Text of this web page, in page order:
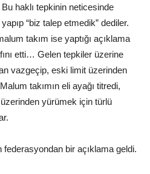
haklı tepkinin neticesinde
“biz talep etmedik” dediler.
takım ise yaptığı açıklama
etti… Gelen tepkiler üzerine
vazgeçip, eski limit üzerinden
takımın eli ayağı titredi,
yürümek için türlü
federasyondan bir açıklama geldi.